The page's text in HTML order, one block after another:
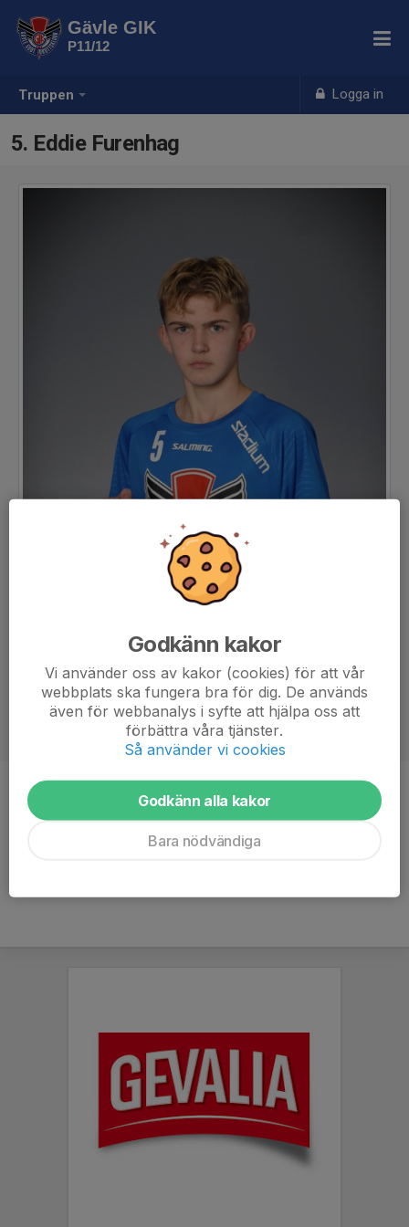
Truppen Logga in
Gävle GIK
P11/12
5. Eddie Furenhag
Position
-
Ålder
13 år
Godkänn kakor
Vi använder oss av kakor (cookies) för att vår
webbplats ska fungera bra för dig. De används
även för webbanalys i syfte att hjälpa oss att
förbättra våra tjänster.
Så använder vi cookies
Godkänn alla kakor
Bara nödvändiga